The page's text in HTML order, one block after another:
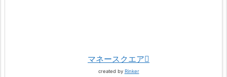
マネースクエア
created by Rinker